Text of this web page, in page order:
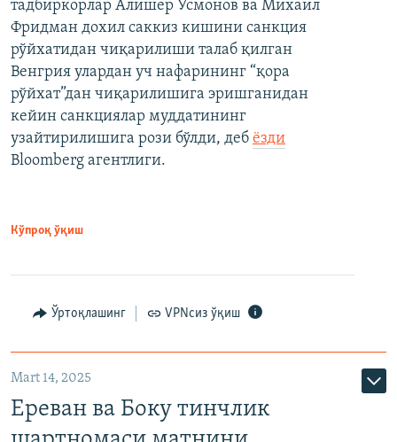
тадбиркорлар Алишер Усмонов ва Михаил
Фридман дохил саккиз кишини санкция
рўйхатидан чиқарилиши талаб қилган
Венгрия улардан уч нафарининг “қора
рўйхат”дан чиқарилишига эришганидан
кейин санкциялар муддатининг
узайтирилишига рози бўлди, деб ёзди
Bloomberg агентлиги.
Кўпроқ ўқиш
Ўртоқлашинг VPNсиз ўқиш
Mart 14, 2025
Ереван ва Боку тинчлик